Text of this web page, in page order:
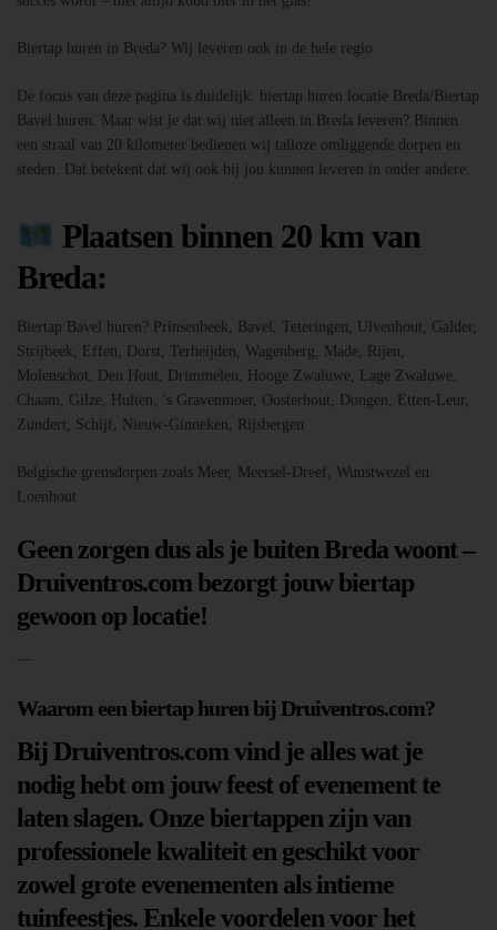
Biertap huren in Breda? Wij leveren ook in de hele regio
De focus van deze pagina is duidelijk: biertap huren locatie Breda/Biertap
Bavel huren. Maar wist je dat wij niet alleen in Breda leveren? Binnen
een straal van 20 kilometer bedienen wij talloze omliggende dorpen en
steden. Dat betekent dat wij ook bij jou kunnen leveren in onder andere:
Plaatsen binnen 20 km van
Breda:
Biertap Bavel huren? Prinsenbeek, Bavel, Teteringen, Ulvenhout, Galder,
Strijbeek, Effen, Dorst, Terheijden, Wagenberg, Made, Rijen,
Molenschot, Den Hout, Drimmelen, Hooge Zwaluwe, Lage Zwaluwe,
Chaam, Gilze, Hulten, ’s Gravenmoer, Oosterhout, Dongen, Etten-Leur,
Zundert, Schijf, Nieuw-Ginneken, Rijsbergen
Belgische grensdorpen zoals Meer, Meersel-Dreef, Wuustwezel en
Loenhout
Geen zorgen dus als je buiten Breda woont –
Druiventros.com bezorgt jouw biertap
gewoon op locatie!
—
Waarom een biertap huren bij Druiventros.com?
Bij Druiventros.com vind je alles wat je
nodig hebt om jouw feest of evenement te
laten slagen. Onze biertappen zijn van
professionele kwaliteit en geschikt voor
zowel grote evenementen als intieme
tuinfeestjes. Enkele voordelen voor het